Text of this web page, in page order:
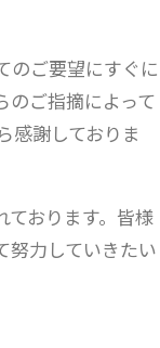
のご要望にすぐに
のご指摘によって
感謝しておりま
おります。皆様
努力していきたい